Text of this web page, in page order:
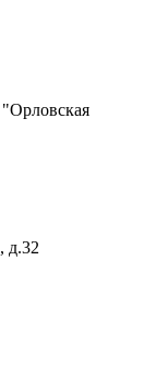
"Орловская
д.32